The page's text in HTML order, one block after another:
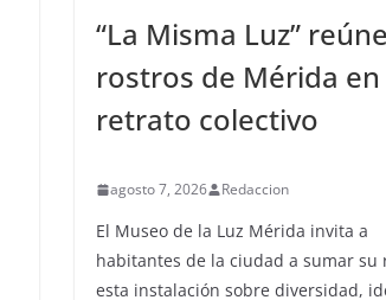
“La Misma Luz”
rostros de Mérida en
retrato colectivo
agosto 7, 2026 Redaccion
El Museo de la Luz Mérida invita a
habitantes de la ciudad a sumar su
esta instalación sobre diversidad,